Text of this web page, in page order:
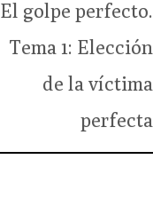
El golpe perfecto.
Tema 1: Elección
de la víctima
perfecta